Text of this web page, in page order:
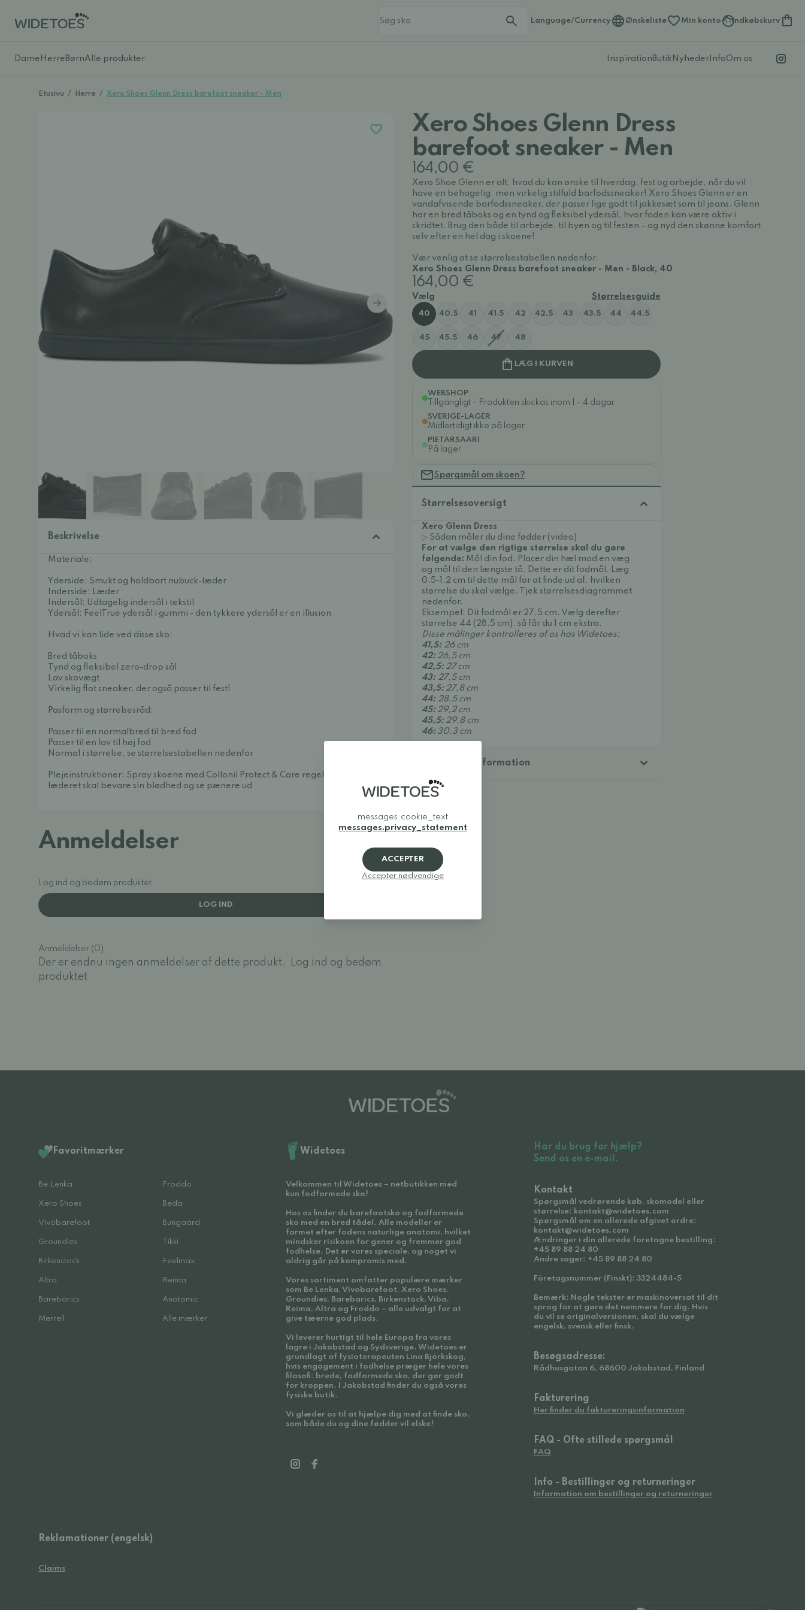
Language/Currency Ønskeliste Min konto Indkøbskurv
Dame Herre BørnAlle produkter Inspiration Butik Nyheder InfoOm os
Etusivu / Herre / Xero Shoes Glenn Dress barefoot sneaker - Men
Beskrivelse
Materiale:
Yderside: Smukt og holdbart nubuck-læder
Inderside: Læder
Indersål: Udtagelig indersål i tekstil
Ydersål: FeelTrue ydersål i gummi - den tykkere ydersål er en illusion
Hvad vi kan lide ved disse sko:
Bred tåboks
Tynd og fleksibel zero-drop sål
Lav skovægt
Virkelig flot sneaker, der også passer til fest!
Pasform og størrelsesråd:
Passer til en normalbred til bred fod
Passer til en lav til høj fod
Normal i størrelse, se størrelsestabellen nedenfor
Plejeinstruktioner: Spray skoene med Collonil Protect & Care regelmæssigt for at
læderet skal bevare sin blødhed og se pænere ud
Anmeldelser
Log ind og bedøm produktet
LOG IND
Anmeldelser (0)
Der er endnu ingen anmeldelser af dette produkt.
Log ind og bedøm
produktet
Xero Shoes Glenn Dress
barefoot sneaker - Men
164,00 €
Xero Shoe Glenn er alt, hvad du kan ønske til hverdag, fest og arbejde, når du vil
have en behagelig, men virkelig stilfuld barfodssneaker! Xero Shoes Glenn er en
vandafvisende barfodssneaker, der passer lige godt til jakkesæt som til jeans. Glenn
har en bred tåboks og en tynd og fleksibel ydersål, hvor foden kan være aktiv i
skridtet. Brug den både til arbejde, til byen og til festen – og nyd den skønne komfort
selv efter en hel dag i skoene!
Vær venlig at se størrelsestabellen nedenfor.
Xero Shoes Glenn Dress barefoot sneaker - Men - Black, 40
164,00 €
Vælg Størrelsesguide
40 40.5 41 41.5 42 42.5 43 43.5 44 44.5
45 45.5 46 47 48
LÆG I KURVEN
WEBSHOP
Tillgängligt - Produkten skickas inom 1 - 4 dagar
SVERIGE-LAGER
Midlertidigt ikke på lager
PIETARSAARI
På lager
Spørgsmål om skoen?
Størrelsesoversigt
Xero Glenn Dress
▷ Sådan måler du dine fødder (video)
For at vælge den rigtige størrelse skal du gøre
følgende: Mål din fod. Placer din hæl mod en væg
og mål til den længste tå. Dette er dit fodmål. Læg
0,5-1,2 cm til dette mål for at finde ud af, hvilken
størrelse du skal vælge. Tjek størrelsesdiagrammet
nedenfor.
Eksempel: Dit fodmål er 27,5 cm. Vælg derefter
størrelse 44 (28,5 cm), så får du 1 cm ekstra.
Disse målinger kontrolleres af os hos Widetoes:
41,5: 26 cm
42:26,5 cm
42,5:27 cm
43: 27,5 cm
43,5:27,8 cm
44: 28,5 cm
45:29,2 cm
45,5:29,8 cm
46:30,3 cm
Yderligere information
Favoritmærker
Be Lenka Froddo
Xero Shoes Beda
Vivobarefoot Bungaard
Groundies Tikki
Birkenstock Feelmax
Altra Reima
Barebarics Anatomic
Merrell Alle mærker
Widetoes
Velkommen til Widetoes – netbutikken med
kun fodformede sko!
Hos os finder du barefootsko og fodformede
sko med en bred tådel. Alle modeller er
formet efter fodens naturlige anatomi, hvilket
mindsker risikoen for gener og fremmer god
fodhelse. Det er vores speciale, og noget vi
aldrig går på kompromis med.
Vores sortiment omfatter populære mærker
som Be Lenka, Vivobarefoot, Xero Shoes,
Groundies, Barebarics, Birkenstock, Viba,
Reima, Altra og Froddo – alle udvalgt for at
give tæerne god plads.
Vi leverer hurtigt til hele Europa fra vores
lagre i Jakobstad og Sydsverige. Widetoes er
grundlagt af fysioterapeuten Lina Björkskog,
hvis engagement i fodhelse præger hele vores
filosofi: brede, fodformede sko, der gør godt
for kroppen. I Jakobstad finder du også vores
fysiske butik.
Vi glæder os til at hjælpe dig med at finde sko,
som både du og dine fødder vil elske!
Har du brug for hjælp?
Send os en e-mail.
Kontakt
Spørgsmål vedrørende køb, skomodel eller
størrelse: kontakt@widetoes.com
Spørgsmål om en allerede afgivet ordre:
kontakt@widetoes.com
Ændringer i din allerede foretagne bestilling:
+45 89 88 24 80
Andre sager: +45 89 88 24 80
Företagsnummer (Finskt): 3324484-5
Bemærk: Nogle tekster er maskinoversat til dit
sprog for at gøre det nemmere for dig. Hvis
du vil se originalversionen, skal du vælge
engelsk, svensk eller finsk.
Besøgsadresse:
Rådhusgatan 6, 68600 Jakobstad, Finland
Fakturering
Her finder du faktureringsinformation
FAQ - Ofte stillede spørgsmål
FAQ
Info - Bestillinger og returneringer
Information om bestillinger og returneringer
Reklamationer (engelsk)
Claims
messages.cookie_text
messages.privacy_statement
ACCEPTER
Accepter nødvendige